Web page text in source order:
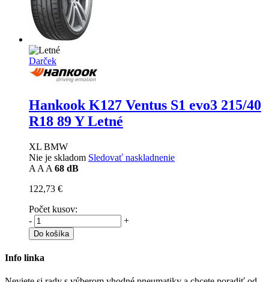
Darček
Hankook K127 Ventus S1 evo3 215/40
R18 89 Y Letné
XL BMW
Nie je skladom Sledovať naskladnenie
A A A 68 dB
122,73 €
Počet kusov:
-
+
Do košíka
Info linka